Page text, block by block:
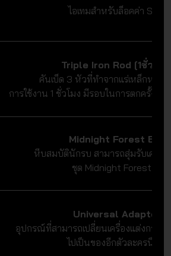
ไอเทมสำหรับล็อคค่า Stat
Triple Iron Rod [1ชั่วโม
คันเบ็ด 3 หัวที่ทำจากแร่เหล็กหาย
การใช้งาน 1 ชั่วโมง มีรอบในการตกครั้งล
Midnight Forest Egg
หีบสมบัตินักรบ สามารถสุ่มรับเครื่อ
ชุด Midnight Forest ได้
Universal Adapter
อุปกรณ์ที่สามารถเปลี่ยนเครื่องแต่งกายจ
ไปเป็นของอีกตัวละครนึงได้